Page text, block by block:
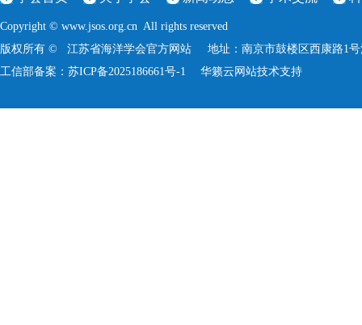
Copyright © www.jsos.org.cn All rights reserved
版权所有 © 江苏省海洋学会官方网站 地址：南京市鼓楼区西康路1号
工信部备案： 苏ICP备2025186661号-1 华籁云 网站技术支持